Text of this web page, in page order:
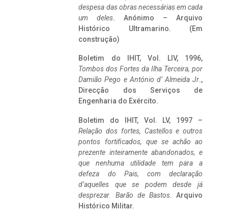
despesa das obras necessárias em cada
um deles. Anónimo – Arquivo
Histórico Ultramarino. (Em
construção)
Boletim do IHIT, Vol. LIV, 1996,
Tombos dos Fortes da Ilha Terceira, por
Damião Pego e António d’ Almeida Jr.,
Direcção dos Serviços de
Engenharia do Exército.
Boletim do IHIT, Vol. LV, 1997 –
Relação dos fortes, Castellos e outros
pontos fortificados, que se achão ao
prezente inteiramente abandonados, e
que nenhuma utilidade tem para a
defeza do Pais, com declaração
d’aquelles que se podem desde já
desprezar. Barão de Bastos. Arquivo
Histórico Militar.